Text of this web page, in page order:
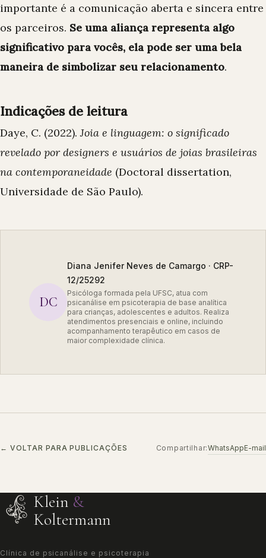
importante é a comunicação aberta e sincera entre
os parceiros. Se uma aliança representa algo
significativo para vocês, ela pode ser uma bela
maneira de simbolizar seu relacionamento.
Indicações de leitura
Daye, C. (2022).Joia e linguagem: o significado
revelado por designers e usuários de joias brasileiras
na contemporaneidade (Doctoral dissertation,
Universidade de São Paulo).
DC
Diana Jenifer Neves de Camargo · CRP-
12/25292
Psicóloga formada pela UFSC, atua com
psicanálise em psicoterapia de base analítica
para crianças, adolescentes e adultos. Realiza
atendimentos presenciais e online, incluindo
acompanhamento terapêutico em casos de
maior complexidade clínica.
← VOLTAR PARA PUBLICAÇÕES Compartilhar:WhatsAppE-mail
Klein &
Koltermann
Clínica de psicanálise e psicoterapia